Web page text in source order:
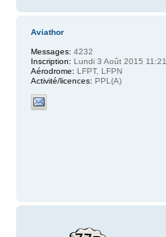
Aviathor
Messages: 4232
Inscription: Lundi 3 Août 2015 11:21
Aérodrome: LFPT, LFPN
Activité/licences: PPL(A)